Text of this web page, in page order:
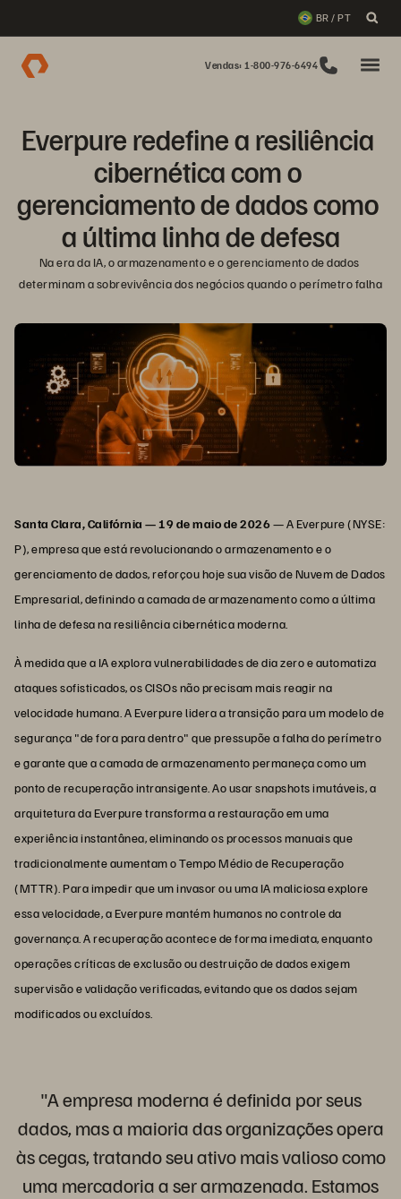
BR / PT
Vendas: 1-800-976-6494
Everpure redefine a resiliência
cibernética com o
gerenciamento de dados como
a última linha de defesa
Na era da IA, o armazenamento e o gerenciamento de dados
determinam a sobrevivência dos negócios quando o perímetro falha
Santa Clara, Califórnia — 19 de maio de 2026— A Everpure (NYSE:
P), empresa que está revolucionando o armazenamento e o
gerenciamento de dados, reforçou hoje sua visão de Nuvem de Dados
Empresarial, definindo a camada de armazenamento como a última
linha de defesa na resiliência cibernética moderna.
À medida que a IA explora vulnerabilidades de dia zero e automatiza
ataques sofisticados, os CISOs não precisam mais reagir na
velocidade humana. A Everpure lidera a transição para um modelo de
segurança "de fora para dentro" que pressupõe a falha do perímetro
e garante que a camada de armazenamento permaneça como um
ponto de recuperação intransigente. Ao usar snapshots imutáveis, a
arquitetura da Everpure transforma a restauração em uma
experiência instantânea, eliminando os processos manuais que
tradicionalmente aumentam o Tempo Médio de Recuperação
(MTTR). Para impedir que um invasor ou uma IA maliciosa explore
essa velocidade, a Everpure mantém humanos no controle da
governança. A recuperação acontece de forma imediata, enquanto
operações críticas de exclusão ou destruição de dados exigem
supervisão e validação verificadas, evitando que os dados sejam
modificados ou excluídos.
"A empresa moderna é definida por seus
dados, mas a maioria das organizações opera
às cegas, tratando seu ativo mais valioso como
uma mercadoria a ser armazenada. Estamos